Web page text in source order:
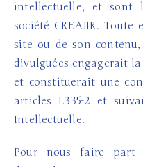
intellectuelle, et sont
société CREAJIR.
site ou de son
divulguées engagerait
et constituerait une
articles L335-2 et
Intellectuelle.
Pour nous faire part